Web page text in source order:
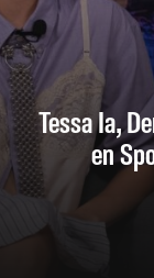
Tessa Ia,
en